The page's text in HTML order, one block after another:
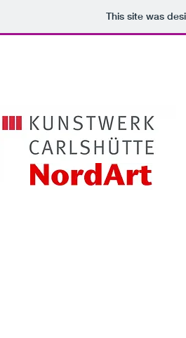
This site was